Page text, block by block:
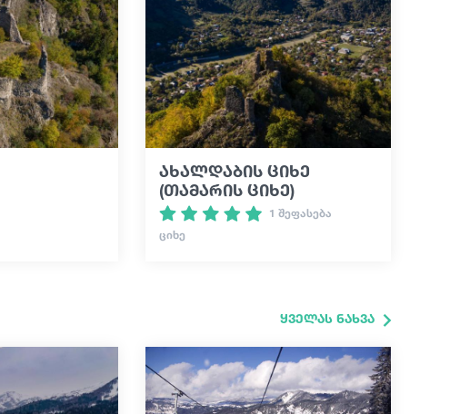
ახალდაბის ციხე
(თამარის ციხე)
1 შეფასება
ᲪᲘᲮᲔ
ყველას ნახვა